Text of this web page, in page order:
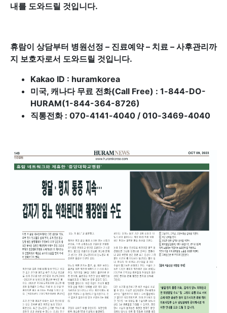
내를 도와드릴 것입니다.
휴람이 상담부터 병원선정 – 진료예약 – 치료 – 사후관리까
지 보호자로서 도와드릴 것입니다.
Kakao ID : huramkorea
미국, 캐나다 무료 전화(Call Free) : 1-844-DO-
HURAM(1-844-364-8726)
직통전화 : 070-4141-4040 / 010-3469-4040